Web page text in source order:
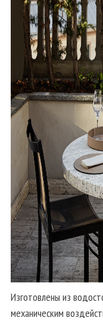
Изготовлены из
механическим